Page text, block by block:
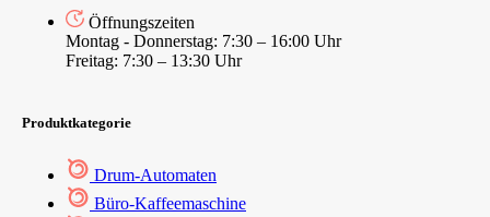
Öffnungszeiten
Montag - Donnerstag: 7:30 – 16:00 Uhr
Freitag: 7:30 – 13:30 Uhr
Produktkategorie
Drum-Automaten
Büro-Kaffeemaschine